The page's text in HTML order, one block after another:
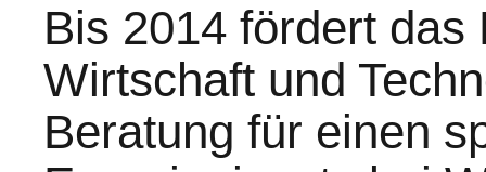
Bis 2014 fördert
Wirtschaft und
Beratung für einen